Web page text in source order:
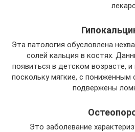
Эта патология обусловлена
солей кальция в костях.
появиться в детском возрасте,
поскольку мягкие, с пониженным
подвержены
Это заболевание